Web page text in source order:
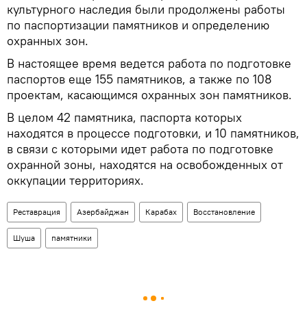
культурного наследия были продолжены работы
по паспортизации памятников и определению
охранных зон.
В настоящее время ведется работа по подготовке
паспортов еще 155 памятников, а также по 108
проектам, касающимся охранных зон памятников.
В целом 42 памятника, паспорта которых
находятся в процессе подготовки, и 10 памятников,
в связи с которыми идет работа по подготовке
охранной зоны, находятся на освобожденных от
оккупации территориях.
Реставрация Азербайджан Карабах Восстановление
Шуша памятники